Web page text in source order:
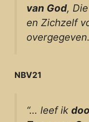
van God,
en Zichzelf
NBV21
“… leef ik